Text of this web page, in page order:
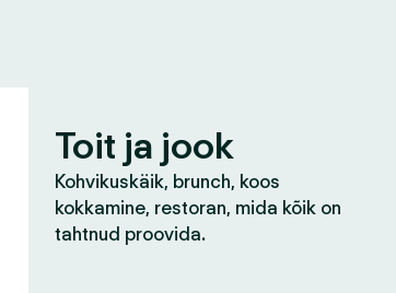
Toit ja jook
Kohvikuskäik, brunch, koos
kokkamine, restoran, mida kõik on
tahtnud proovida.